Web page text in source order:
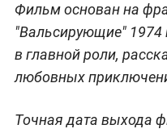
Фильм основан на
"Вальсирующие"
в главной роли,
любовных
Точная дата выхода